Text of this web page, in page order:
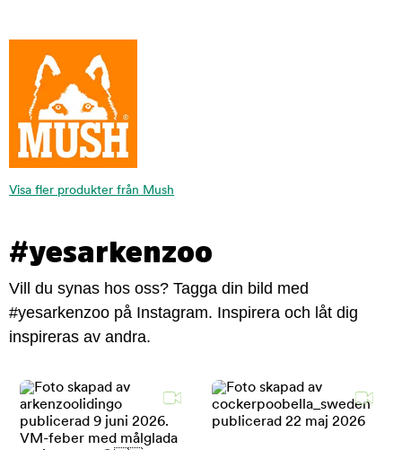
Visa fler produkter från Mush
#yesarkenzoo
Vill du synas hos oss? Tagga din bild med
#yesarkenzoo på Instagram. Inspirera och låt dig
inspireras av andra.